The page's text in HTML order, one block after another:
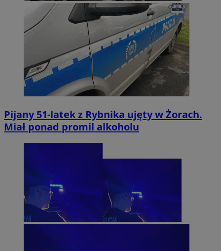
Pijany 51-latek z Rybnika ujęty w Żorach.
Miał ponad promil alkoholu